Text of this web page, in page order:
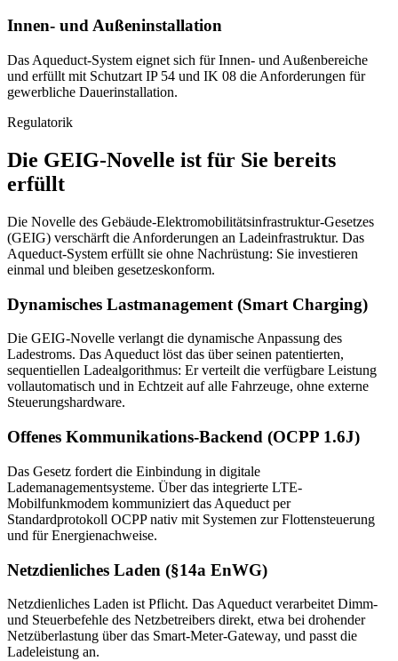
Innen- und Außeninstallation
Das Aqueduct-System eignet sich für Innen- und Außenbereiche
und erfüllt mit Schutzart IP 54 und IK 08 die Anforderungen für
gewerbliche Dauerinstallation.
Regulatorik
Die GEIG-Novelle ist für Sie bereits
erfüllt
Die Novelle des Gebäude-Elektromobilitätsinfrastruktur-Gesetzes
(GEIG) verschärft die Anforderungen an Ladeinfrastruktur. Das
Aqueduct-System erfüllt sie ohne Nachrüstung: Sie investieren
einmal und bleiben gesetzeskonform.
Dynamisches Lastmanagement (Smart Charging)
Die GEIG-Novelle verlangt die dynamische Anpassung des
Ladestroms. Das Aqueduct löst das über seinen patentierten,
sequentiellen Ladealgorithmus: Er verteilt die verfügbare Leistung
vollautomatisch und in Echtzeit auf alle Fahrzeuge, ohne externe
Steuerungshardware.
Offenes Kommunikations-Backend (OCPP 1.6J)
Das Gesetz fordert die Einbindung in digitale
Lademanagementsysteme. Über das integrierte LTE-
Mobilfunkmodem kommuniziert das Aqueduct per
Standardprotokoll OCPP nativ mit Systemen zur Flottensteuerung
und für Energienachweise.
Netzdienliches Laden (§14a EnWG)
Netzdienliches Laden ist Pflicht. Das Aqueduct verarbeitet Dimm-
und Steuerbefehle des Netzbetreibers direkt, etwa bei drohender
Netzüberlastung über das Smart-Meter-Gateway, und passt die
Ladeleistung an.